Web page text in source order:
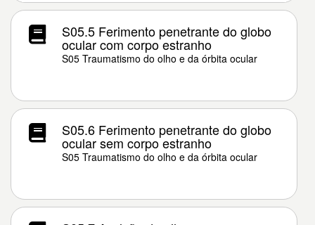
S05.5 Ferimento penetrante do globo
ocular com corpo estranho
S05 Traumatismo do olho e da órbita ocular
S05.6 Ferimento penetrante do globo
ocular sem corpo estranho
S05 Traumatismo do olho e da órbita ocular